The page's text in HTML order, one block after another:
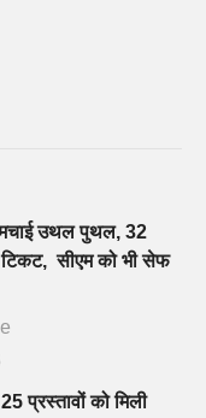
उथल पुथल, 32
सीएम को भी सेफ
प्रस्तावों को मिली